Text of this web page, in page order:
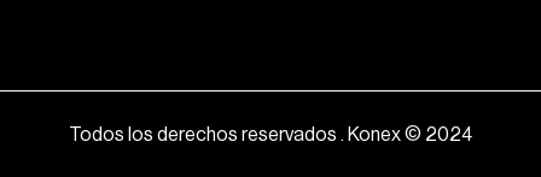
Todos los derechos reservados . Konex © 2024